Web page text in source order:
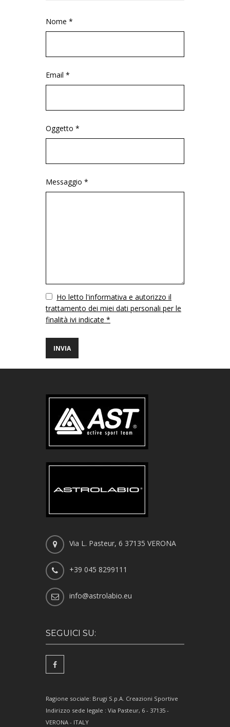
Nome *
Email *
Oggetto *
Messaggio *
VuotoHo letto l'informativa e autorizzo il
trattamento dei miei dati personali per le
finalità ivi indicate *
Via L. Pasteur, 6 37135 VERONA
+39 045 8299111
info@astrolabio.eu
SEGUICI SU:
Ragione sociale: Brugi S.p.A. Creazioni Sportive
Indirizzo sede legale : Via Pasteur, 6 - 37135 -
VERONA - ITALY